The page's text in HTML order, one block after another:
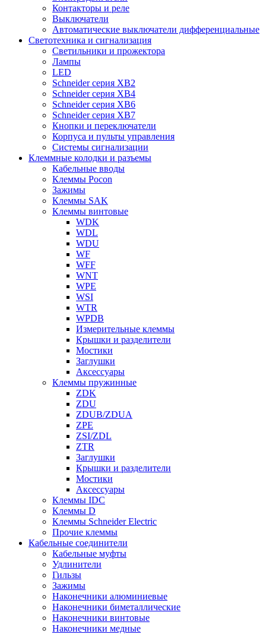
Контакторы и реле
Выключатели
Автоматические выключатели дифференциальные
Светотехника и сигнализация
Светильники и прожектора
Лампы
LED
Schneider серия XB2
Schneider серия XB4
Schneider серия XB6
Schneider серия XB7
Кнопки и переключатели
Корпуса и пульты управления
Системы сигнализации
Клеммные колодки и разъемы
Кабельные вводы
Клеммы Pocon
Зажимы
Клеммы SAK
Клеммы винтовые
WDK
WDL
WDU
WF
WFF
WNT
WPE
WSI
WTR
WPDB
Измерительные клеммы
Крышки и разделители
Мостики
Заглушки
Аксессуары
Клеммы пружинные
ZDK
ZDU
ZDUB/ZDUA
ZPE
ZSI/ZDL
ZTR
Заглушки
Крышки и разделители
Мостики
Аксессуары
Клеммы IDC
Клеммы D
Клеммы Schneider Electric
Прочие клеммы
Кабельные соединители
Кабельные муфты
Удлинители
Гильзы
Зажимы
Наконечники алюминиевые
Наконечники биметаллические
Наконечники винтовые
Наконечники медные